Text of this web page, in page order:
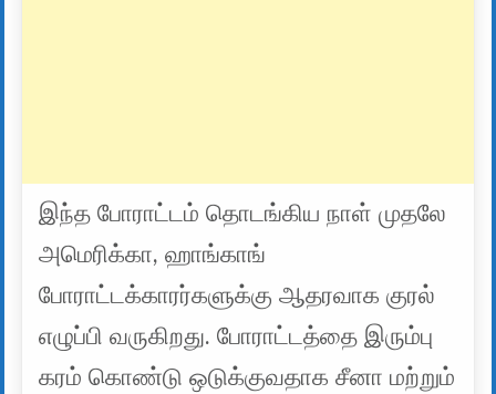
இந்த போராட்டம் தொடங்கிய நாள் முதலே
அமெரிக்கா, ஹாங்காங்
போராட்டக்காரர்களுக்கு ஆதரவாக குரல்
எழுப்பி வருகிறது. போராட்டத்தை இரும்பு
கரம் கொண்டு ஒடுக்குவதாக சீனா மற்றும்